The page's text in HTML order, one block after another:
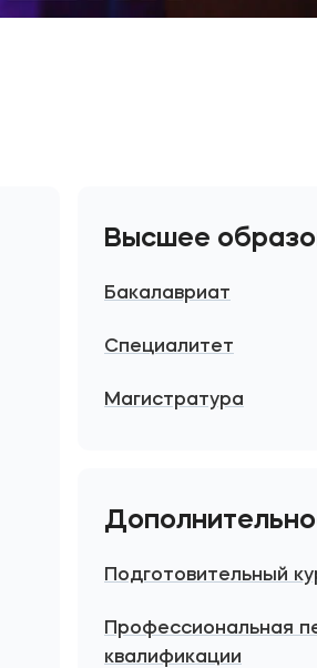
Высшее
Бакалавриат
Специалитет
Магистратура
Подготовительный
Профессиональная
квалификации